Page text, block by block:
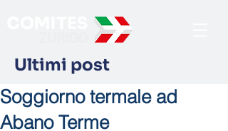
Ultimi post
Soggiorno termale ad
Abano Terme